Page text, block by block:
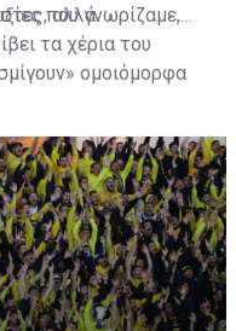
αλλά
που γνωρίζαμε,
τα χέρια του
ομοιόμορφα